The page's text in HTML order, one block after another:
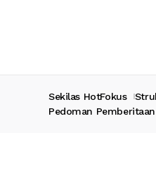
Sekilas HotFokus
Pedoman